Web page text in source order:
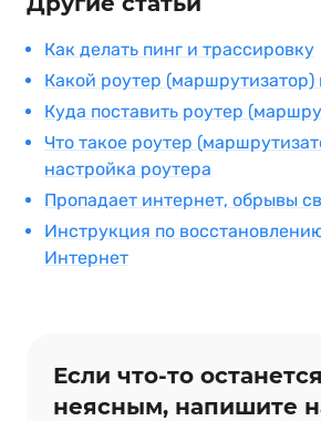
Как делать пинг и трассировку
Какой роутер (маршрутизатор)
Куда поставить роутер
Что такое роутер
настройка роутера
Пропадает интернет, обрывы
Инструкция по
Интернет
Если что‑то останется
неясным, напишите